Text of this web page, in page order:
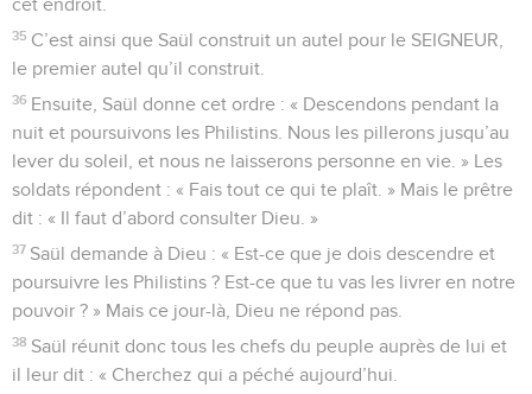
cet endroit.
35 C’est ainsi que Saül construit un autel pour le SEIGNEUR,
le premier autel qu’il construit.
36 Ensuite, Saül donne cet ordre : « Descendons pendant la
nuit et poursuivons les Philistins. Nous les pillerons jusqu’au
lever du soleil, et nous ne laisserons personne en vie. » Les
soldats répondent : « Fais tout ce qui te plaît. » Mais le prêtre
dit : « Il faut d’abord consulter Dieu. »
37 Saül demande à Dieu : « Est-ce que je dois descendre et
poursuivre les Philistins ? Est-ce que tu vas les livrer en notre
pouvoir ? » Mais ce jour-là, Dieu ne répond pas.
38 Saül réunit donc tous les chefs du peuple auprès de lui et
il leur dit : « Cherchez qui a péché aujourd’hui.